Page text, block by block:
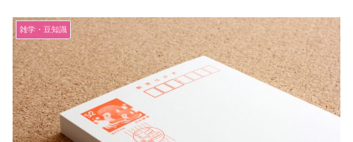
雑学・豆知識